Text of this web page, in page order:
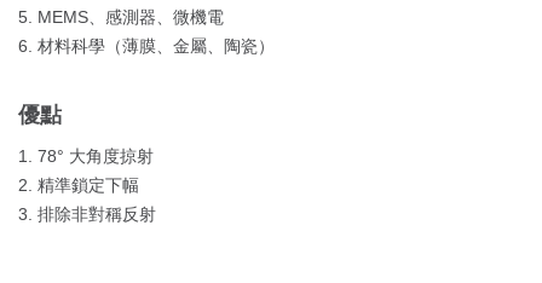
5. MEMS、感測器、微機電
6. 材料科學（薄膜、金屬、陶瓷）
優點
1. 78° 大角度掠射
2. 精準鎖定下幅
3. 排除非對稱反射